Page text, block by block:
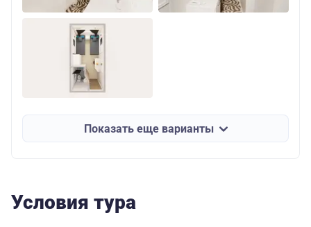
Показать еще варианты
Условия тура